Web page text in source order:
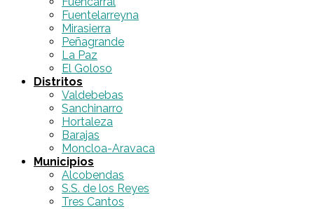
Fuentelarreyna
Mirasierra
Peñagrande
La Paz
El Goloso
Distritos
Valdebebas
Sanchinarro
Hortaleza
Barajas
Moncloa-Aravaca
Municipios
Alcobendas
S.S. de los Reyes
Tres Cantos